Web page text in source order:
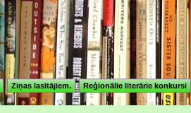
Ziņas lasītājiem. Reģionālie literārie konkursi